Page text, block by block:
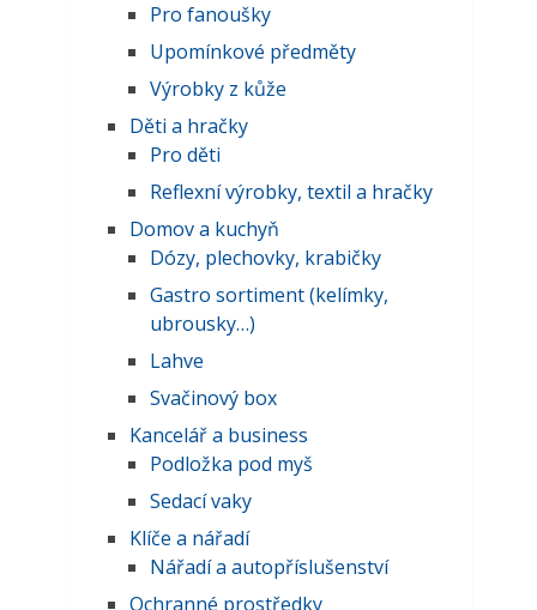
Pro fanoušky
Upomínkové předměty
Výrobky z kůže
Děti a hračky
Pro děti
Reflexní výrobky, textil a hračky
Domov a kuchyň
Dózy, plechovky, krabičky
Gastro sortiment (kelímky,
ubrousky…)
Lahve
Svačinový box
Kancelář a business
Podložka pod myš
Sedací vaky
Klíče a nářadí
Nářadí a autopříslušenství
Ochranné prostředky